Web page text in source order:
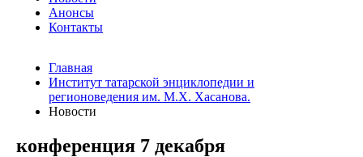
Анонсы
Контакты
Главная
Институт татарской энциклопедии и
регионоведения им. М.Х. Хасанова.
Новости
конференция 7 декабря